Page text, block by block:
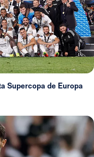
Supercopa de Europa